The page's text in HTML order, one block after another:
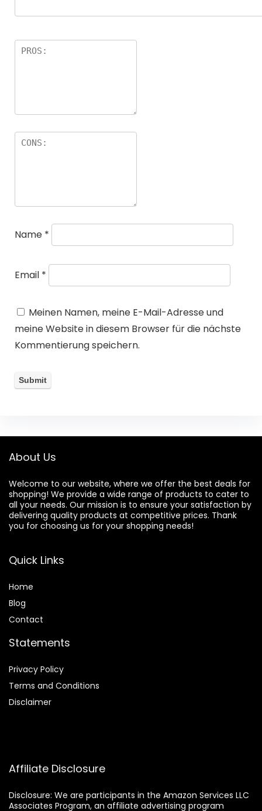
Name *
Email *
Meinen Namen, meine E-Mail-Adresse und
meine Website in diesem Browser für die nächste
Kommentierung speichern.
About Us
Welcome to our website, where we offer the best deals for
shopping! We provide a wide range of products to cater to
all your needs. Our mission is to ensure your satisfaction by
delivering quality products at competitive prices. Thank
you for choosing us for your shopping needs!
Quick Links
Home
Blog
Contact
Statements
Privacy Policy
Terms and Conditions
Disclaimer
Affiliate Disclosure
Disclosure: We are participants in the Amazon Services LLC
Associates Program, an affiliate advertising program